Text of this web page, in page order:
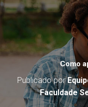
Como
Publicado por
Faculdade